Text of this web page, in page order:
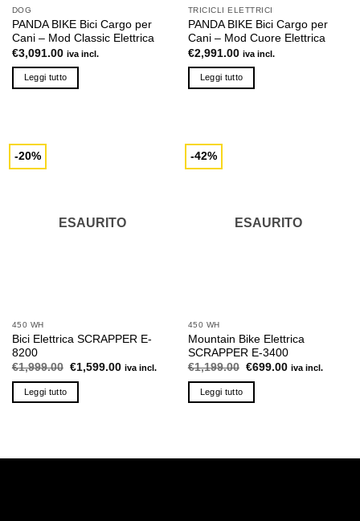
DOG
PANDA BIKE Bici Cargo per
Cani – Mod Classic Elettrica
€3,091.00 iva incl.
Leggi tutto
TRICICLI ELETTRICI
PANDA BIKE Bici Cargo per
Cani – Mod Cuore Elettrica
€2,991.00 iva incl.
Leggi tutto
-20%
ESAURITO
450 WH
Bici Elettrica SCRAPPER E-
8200
€1,999.00 Il
€1,599.00Iliva incl.
Leggi tutto
-42%
ESAURITO
450 WH
Mountain Bike Elettrica
SCRAPPER E-3400
€1,199.00 Il
€699.00Iliva incl.
Leggi tutto